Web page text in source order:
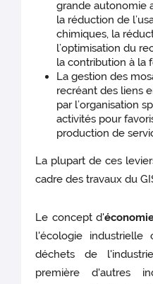
grande autonomie
la réduction de
chimiques, la
l’optimisation du
la contribution à la
La gestion des
recréant des liens
par l’organisation
activités pour
production de
La plupart de ces
cadre des travaux du
Le concept d'
l'écologie industrielle
déchets de
première d'autres